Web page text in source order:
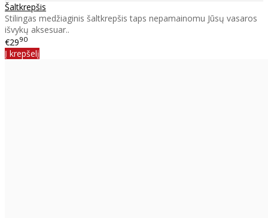
Šaltkrepšis
Stilingas medžiaginis šaltkrepšis taps nepamainomu Jūsų vasaros
išvykų aksesuar..
€2990
Į krepšelį